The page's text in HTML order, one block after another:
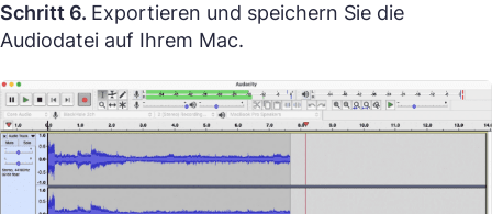
Schritt 6. Exportieren und speichern Sie die
Audiodatei auf Ihrem Mac.